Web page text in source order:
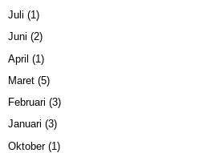
Juli (1)
Juni (2)
April (1)
Maret (5)
Februari (3)
Januari (3)
Oktober(1)